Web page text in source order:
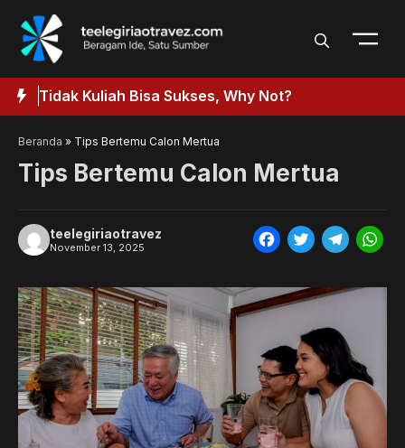
Langsung
Kuliah Bisa Sukses, Why Not?
Beranda » Tips Bertemu Calon Mertua
Tips Bertemu Calon Mertua
teelegiriaotravez
November 13, 2025
F
c
b
o
o
k
T
i
t
e
r
T
l
e
g
r
a
W
A
p